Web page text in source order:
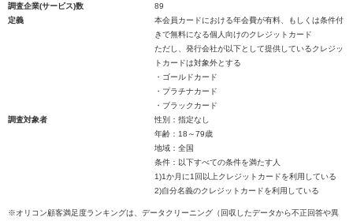
調査企業(サービス)数
89
定義
本会員カードにおける年会費が有料、もしくは条件付
きで無料になる個人向けのクレジットカード
ただし、発行会社が以下として提供しているクレジッ
トカードは対象外とする
・ゴールドカード
・プラチナカード
・ブラックカード
調査対象者
性別：指定なし
年齢：18～79歳
地域：全国
条件：以下すべての条件を満たす人
1)1か月に1回以上クレジットカードを利用している
2)自分名義のクレジットカードを利用している
※オリコン顧客満足度ランキングは、データクリーニング（回収したデータから不正回答や異